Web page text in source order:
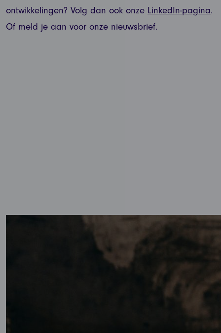
ontwikkelingen? Volg dan ook onze LinkedIn-pagina.
Of meld je aan voor onze nieuwsbrief.